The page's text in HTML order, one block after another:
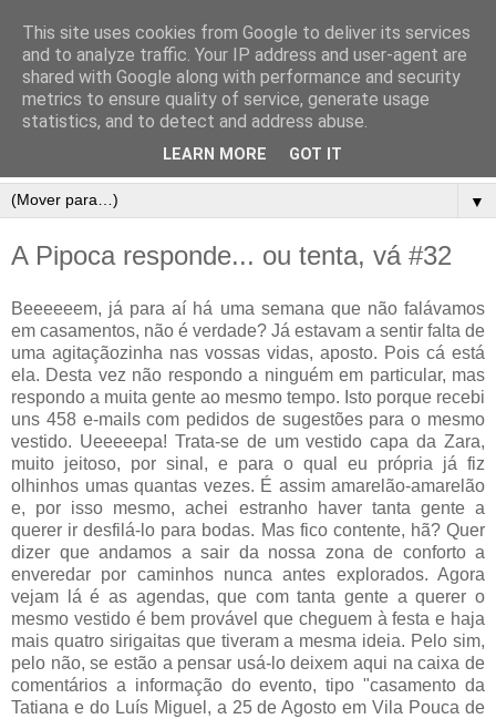
▼
A Pipoca responde... ou tenta, vá #32
Beeeeeem, já para aí há uma semana que não falávamos
em casamentos, não é verdade? Já estavam a sentir falta de
uma agitaçãozinha nas vossas vidas, aposto. Pois cá está
ela. Desta vez não respondo a ninguém em particular, mas
respondo a muita gente ao mesmo tempo. Isto porque recebi
uns 458 e-mails com pedidos de sugestões para o mesmo
vestido. Ueeeeepa! Trata-se de um vestido capa da Zara,
muito jeitoso, por sinal, e para o qual eu própria já fiz
olhinhos umas quantas vezes. É assim amarelão-amarelão
e, por isso mesmo, achei estranho haver tanta gente a
querer ir desfilá-lo para bodas. Mas fico contente, hã? Quer
dizer que andamos a sair da nossa zona de conforto a
enveredar por caminhos nunca antes explorados. Agora
vejam lá é as agendas, que com tanta gente a querer o
mesmo vestido é bem provável que cheguem à festa e haja
mais quatro sirigaitas que tiveram a mesma ideia. Pelo sim,
pelo não, se estão a pensar usá-lo deixem aqui na caixa de
comentários a informação do evento, tipo "casamento da
Tatiana e do Luís Miguel, a 25 de Agosto em Vila Pouca de
This site uses cookies from Google to deliver its services
and to analyze traffic. Your IP address and user-agent are
shared with Google along with performance and security
metrics to ensure quality of service, generate usage
statistics, and to detect and address abuse.
LEARN MORE GOT IT